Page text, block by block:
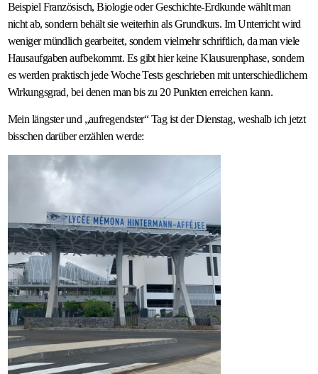
Beispiel Französisch, Biologie oder Geschichte-Erdkunde wählt man
nicht ab, sondern behält sie weiterhin als Grundkurs. Im Unterricht wird
weniger mündlich gearbeitet, sondern vielmehr schriftlich, da man viele
Hausaufgaben aufbekommt. Es gibt hier keine Klausurenphase, sondern
es werden praktisch jede Woche Tests geschrieben mit unterschiedlichem
Wirkungsgrad, bei denen man bis zu 20 Punkten erreichen kann.
Mein längster und „aufregendster“ Tag ist der Dienstag, weshalb ich jetzt
bisschen darüber erzählen werde: